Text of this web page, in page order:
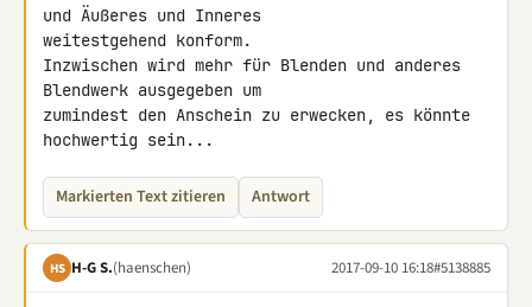
und Äußeres und Inneres
weitestgehend konform.
Inzwischen wird mehr für Blenden und anderes
Blendwerk ausgegeben um
zumindest den Anschein zu erwecken, es könnte
hochwertig sein...
Markierten Text zitieren Antwort
HS H-G S.(haenschen) 2017-09-10 16:18#5138885